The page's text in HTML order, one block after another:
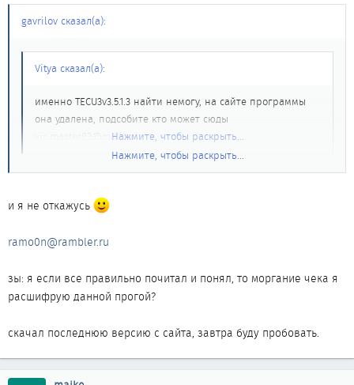
gavrilov сказал(а):
Vitya сказал(а):
именно TECU3v3.5.1.3 найти немогу, на сайте программы
она удалена, подсобите кто может сюды
vic.master82@mail.ruНажмите, чтобы раскрыть...
Нажмите, чтобы раскрыть...
и я не откажусь
ramo0n@rambler.ru
зы: я если все правильно почитал и понял, то моргание чека я
расшифрую данной прогой?
скачал последнюю версию с сайта, завтра буду пробовать.